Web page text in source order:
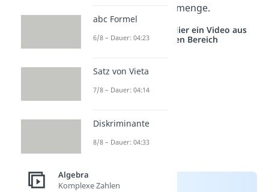
sein kann als die Zielmenge.
Studyflix vernetzt: Hier ein Video aus
einem anderen Bereich
abc Formel
6/8 – Dauer: 04:23
Satz von Vieta
7/8 – Dauer: 04:14
Diskriminante
8/8 – Dauer: 04:33
Algebra
Komplexe Zahlen